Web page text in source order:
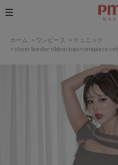
ホーム > ワンピース > チュニック
> sheer border ribbon tops×onepiece set